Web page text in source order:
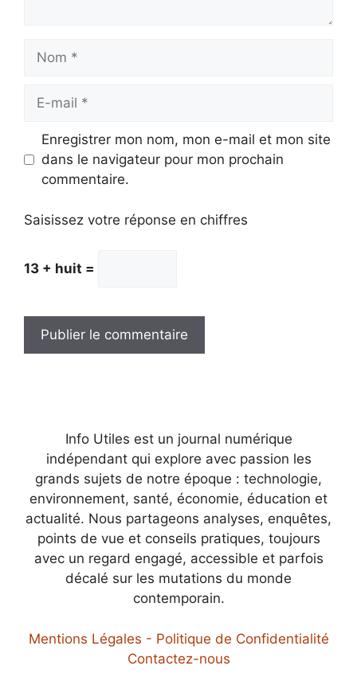
Nom
Enregistrer mon nom, mon e-mail et mon site
dans le navigateur pour mon prochain
commentaire.
Saisissez votre réponse en chiffres
13 + huit =
Info Utiles est un journal numérique
indépendant qui explore avec passion les
grands sujets de notre époque : technologie,
environnement, santé, économie, éducation et
actualité. Nous partageons analyses, enquêtes,
points de vue et conseils pratiques, toujours
avec un regard engagé, accessible et parfois
décalé sur les mutations du monde
contemporain.
Mentions Légales - Politique de Confidentialité
Contactez-nous